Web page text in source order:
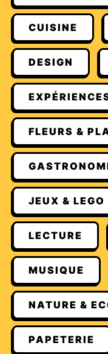
CUISINE
DESIGN
FLEURS &
JEUX & LEGO
LECTURE
MUSIQUE
NATURE &
PAPETERIE